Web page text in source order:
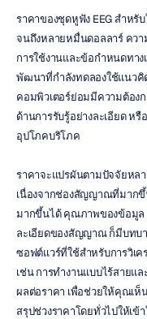
ราคาของชุดหูฟัง EEG สำหรั
จนถึงหลายหมื่นดอลลาร์ ควา
การใช้งานและข้อกำหนดทา
พัฒนาที่กำลังทดลองใช้แนวคิ
คอมพิวเตอร์ย่อมมีความต้อง
ด้านการรับรู้อย่างละเอียด ห
อุปโภคบริโภค
ราคาจะแปรผันตามปัจจัยห
เนื่องจากช่องสัญญาณที่มากขึ้
มากขึ้นได้ คุณภาพของข้อมูล
ละเอียดของสัญญาณ ก็มีบทบ
ซอฟต์แวร์ที่ใช้สำหรับการวิเ
เช่น การทำงานแบบไร้สายแ
ผลต่อราคา เพื่อช่วยให้คุณเห็
สรุปช่วงราคาโดยทั่วไปให้เข้